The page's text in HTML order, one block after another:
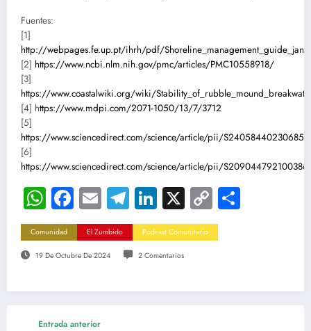
Fuentes:
[1]
http://webpages.fe.up.pt/ihrh/pdf/
[2] https://www.ncbi.nlm.nih.gov/pmc/articles/PMC10558918/
[3]
https://www.coastalwiki.org/wiki/
[4] https://www.mdpi.com/2071-1050/13/7/3712
[5]
https://www.sciencedirect.com/science/article/pii/
[6]
https://www.sciencedirect.com/science/article/pii/
WhatsApp
Facebook
EmailTelegram
LinkedIn
X Copy
Link
Comunidad El Zumbido Podcast Comunitario
19 De Octubre De 2024 2 Comentarios
Entrada anterior